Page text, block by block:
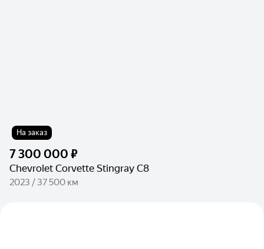
На заказ
7 300 000 ₽
Chevrolet Corvette Stingray C8
2023 / 37 500 км